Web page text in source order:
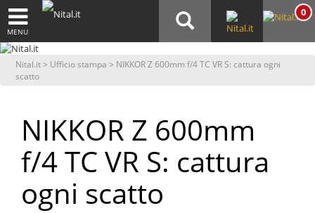
MENU
0
Nital.it> Ufficio stampa > NIKKOR Z 600mm f/4 TC VR S: cattura ogni
scatto
NIKKOR Z 600mm
f/4 TC VR S: cattura
ogni scatto